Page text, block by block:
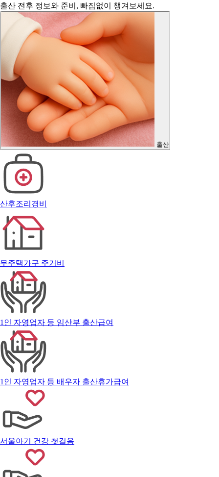
출산 전후 정보와 준비, 빠짐없이 챙겨보세요.
출산
산후조리경비
무주택가구 주거비
1인 자영업자 등 임산부 출산급여
1인 자영업자 등 배우자 출산휴가급여
서울아기 건강 첫걸음